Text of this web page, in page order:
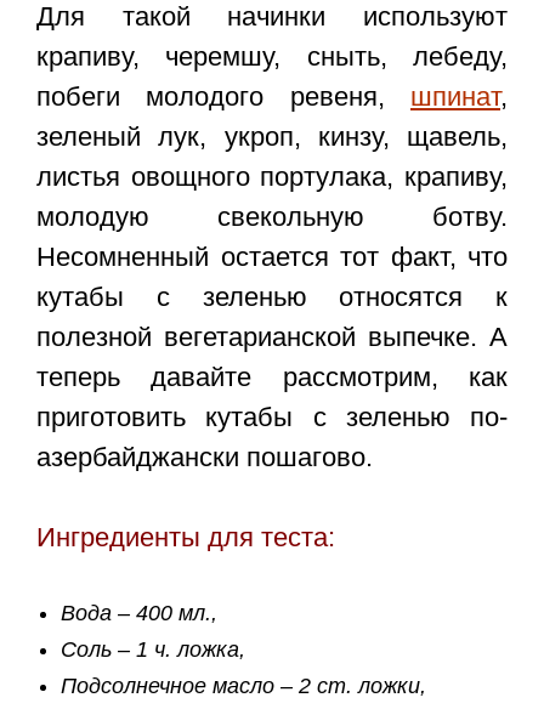
Для такой начинки используют
крапиву, черемшу, сныть, лебеду,
побеги молодого ревеня, шпинат,
зеленый лук, укроп, кинзу, щавель,
листья овощного портулака, крапиву,
молодую свекольную ботву.
Несомненный остается тот факт, что
кутабы с зеленью относятся к
полезной вегетарианской выпечке. А
теперь давайте рассмотрим, как
приготовить кутабы с зеленью по-
азербайджански пошагово.
Ингредиенты для теста:
Вода – 400 мл.,
Соль – 1 ч. ложка,
Подсолнечное масло – 2 ст. ложки,